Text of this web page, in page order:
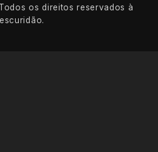
os direitos reservados à
escuridão.